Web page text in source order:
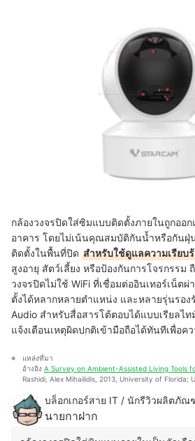
กล้องวงจรปิดใส่ซิมแบบติดตั้งภายในถูกออ
อาคาร โดยไม่เน้นคุณสมบัติกันน้ำหรือกันฝุ่
ติดตั้งในพื้นที่ปิด สำหรับใช้ดูแลความเรียบ
สูงอายุ สัตว์เลี้ยง หรือป้องกันการโจรกรรม
วงจรปิดไม่ใช้ WiFi ที่เชื่อมต่ออินเทอร์เน็ต
ตั้งได้หลากหลายตำแหน่ง และหลายรุ่นรอง
Audio สำหรับสื่อสารโต้ตอบได้แบบเรียลไท
แจ้งเตือนเหตุผิดปกติเข้ามือถือได้ทันทีเพื่อ
แหล่งที่มา
อ้างอิง A Survey on Ambient-Assisted Living Tools
Rashidi, Alex Mihailidis, 2013, University of Florida;
บล็อกเกอร์สาย IT / นักรีวิวผลิตภัณ
นายกาฝาก